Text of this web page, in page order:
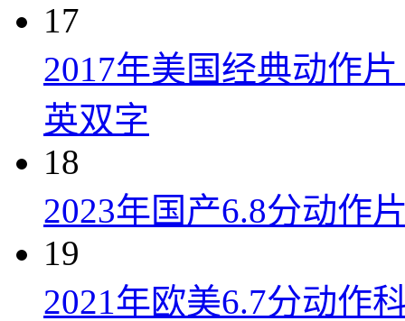
17
2017年美国经典动作
英双字
18
2023年国产6.8分动作
19
2021年欧美6.7分动作